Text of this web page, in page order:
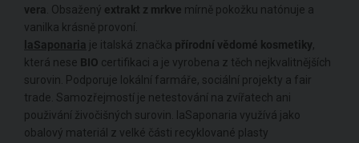
vera . Obsažený extrakt z mrkve mírně pokožku natónuje a
vanilka krásně provoní.
laSaponaria je italská značka přírodní vědomé kosmetiky,
která nese BIO certifikaci a je vyrobena z těch nejkvalitnějších
surovin. Podporuje lokální farmáře, sociální projekty a fair
trade. Samozřejmostí je netestování na zvířatech ani
použivání živočišných surovin. laSaponaria využívá jako
obalový materiál z velké části recyklované plasty